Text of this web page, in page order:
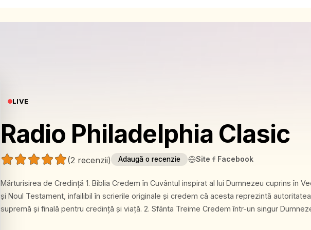
LIVE
Radio Philadelphia Clasic
(2 recenzii) Adaugă o recenzie Site Facebook
Mărturisirea de Credinţă 1. Biblia Credem în Cuvântul inspirat al lui Dumnezeu cuprins în Vechiul
şi Noul Testament, infailibil în scrierile originale şi credem că acesta reprezintă autoritatea
supremă şi finală pentru credinţă şi viaţă. 2. Sfânta Treime Credem într-un singur Dumnezeu,